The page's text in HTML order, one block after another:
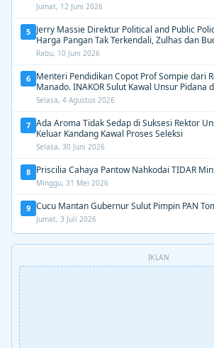
Jumat, 12 Juni 2026
5 Jerry Massie Direktur Political and Public
Harga Pangan Tak Terkendali, Zulhas dan
Dipertahankan”
Rabu, 10 Juni 2026
6 Menteri Pendidikan Copot Prof Sompie dari
Manado. INAKOR Sulut Kawal Unsur Pidana
Aroma Busuk di Suksesi Rektor
Selasa, 4 Agustus 2026
7 Ada Aroma Tidak Sedap di Suksesi Rektor
Keluar Kandang Kawal Proses Seleksi
Selasa, 30 Juni 2026
8 Priscilia Cahaya Pantow Nahkodai TIDAR
Minggu, 31 Mei 2026
9 Cucu Mantan Gubernur Sulut Pimpin PAN
Jumat, 3 Juli 2026
IKLAN